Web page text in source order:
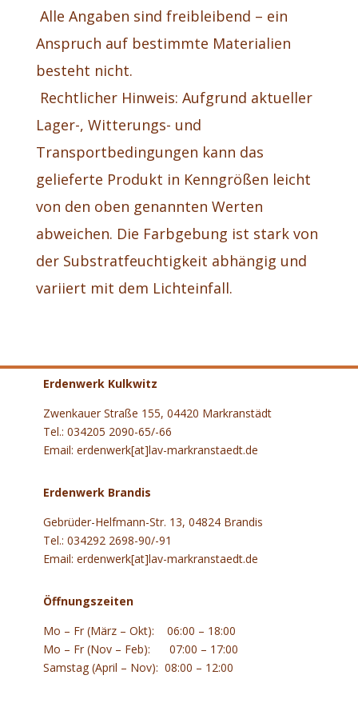
Alle Angaben sind freibleibend – ein
Anspruch auf bestimmte Materialien
besteht nicht.
Rechtlicher Hinweis: Aufgrund aktueller
Lager-, Witterungs- und
Transportbedingungen kann das
gelieferte Produkt in Kenngrößen leicht
von den oben genannten Werten
abweichen. Die Farbgebung ist stark von
der Substratfeuchtigkeit abhängig und
variiert mit dem Lichteinfall.
Erdenwerk Kulkwitz
Zwenkauer Straße 155, 04420 Markranstädt
Tel.: 034205 2090-65/-66
Email: erdenwerk[at]lav-markranstaedt.de
Erdenwerk Brandis
Gebrüder-Helfmann-Str. 13, 04824 Brandis
Tel.: 034292 2698-90/-91
Email: erdenwerk[at]lav-markranstaedt.de
Öffnungszeiten
Mo – Fr (März – Okt): 06:00 – 18:00
Mo – Fr (Nov – Feb): 07:00 – 17:00
Samstag (April – Nov): 08:00 – 12:00